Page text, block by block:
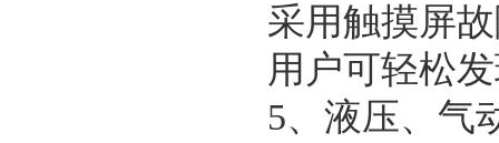
采用触摸屏
用户可轻松
5、液压、气